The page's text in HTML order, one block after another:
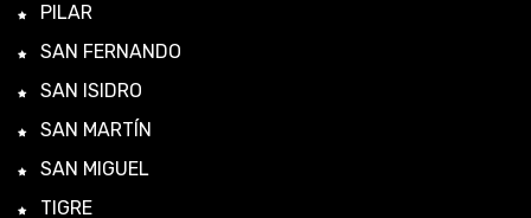
PILAR
SAN FERNANDO
SAN ISIDRO
SAN MARTÍN
SAN MIGUEL
TIGRE